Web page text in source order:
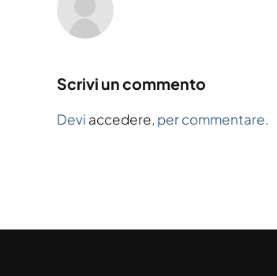
Scrivi un commento
Devi accedere, per commentare.